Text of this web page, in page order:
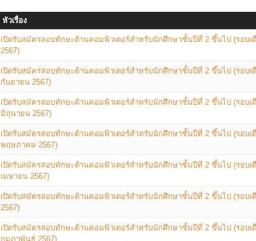
หัวเรื่อง
เปิดรับสมัครสอบทักษะด้านคอมพิวเตอร์สำหรับนักศึกษาชั้นปีที่ 2 ขึ้นไป (รอบเ
2567)
เปิดรับสมัครสอบทักษะด้านคอมพิวเตอร์สำหรับนักศึกษาชั้นปีที่ 2 ขึ้นไป (รอบเ
กันยายน 2567)
เปิดรับสมัครสอบทักษะด้านคอมพิวเตอร์สำหรับนักศึกษาชั้นปีที่ 2 ขึ้นไป (รอบเ
มิถุนายน 2567)
เปิดรับสมัครสอบทักษะด้านคอมพิวเตอร์สำหรับนักศึกษาชั้นปีที่ 2 ขึ้นไป (รอบเ
พฤษภาคม 2567)
เปิดรับสมัครสอบทักษะด้านคอมพิวเตอร์สำหรับนักศึกษาชั้นปีที่ 2 ขึ้นไป (รอบเ
เมษายน 2567)
เปิดรับสมัครสอบทักษะด้านคอมพิวเตอร์สำหรับนักศึกษาชั้นปีที่ 2 ขึ้นไป (รอบ
2567)
เปิดรับสมัครสอบทักษะด้านคอมพิวเตอร์สำหรับนักศึกษาชั้นปีที่ 2 ขึ้นไป (รอบเ
กุมภาพันธ์ 2567)